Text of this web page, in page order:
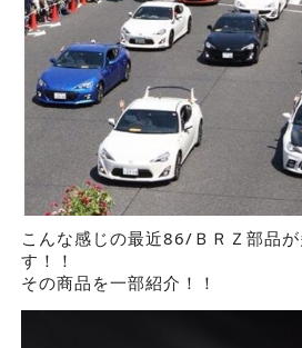
こんな感じの最近86/ＢＲＺ部品
す！！
その商品を一部紹介！！